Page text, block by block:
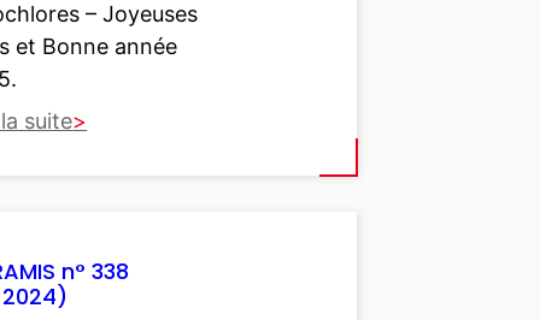
– Joyeuses
et Bonne année
suite
n° 338